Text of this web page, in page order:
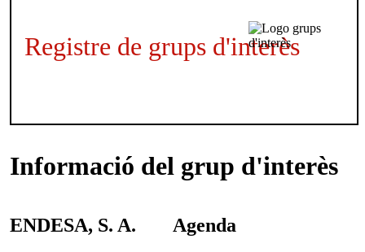
Registre de grups d'interès
Informació del grup d'interès
ENDESA, S. A. Agenda